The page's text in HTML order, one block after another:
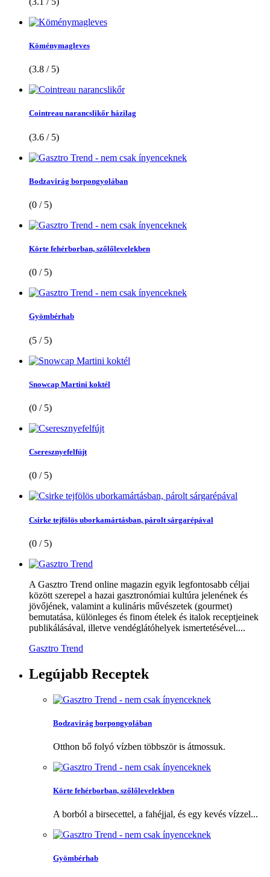
Köménymagleves
(3.8 / 5)
Cointreau narancslikőr házilag
(3.6 / 5)
Bodzavirág borpongyolában
(0 / 5)
Körte fehérborban, szőlőlevelekben
(0 / 5)
Gyömbérhab
(5 / 5)
Snowcap Martini koktél
(0 / 5)
Cseresznyefelfújt
(0 / 5)
Csirke tejfölös uborkamártásban, párolt sárgarépával
(0 / 5)
A Gasztro Trend online magazin egyik legfontosabb céljai
között szerepel a hazai gasztronómiai kultúra jelenének és
jövőjének, valamint a kulináris művészetek (gourmet)
bemutatása, különleges és finom ételek és italok receptjeinek
publikálásával, illetve vendéglátóhelyek ismertetésével....
Gasztro Trend
Legújabb Receptek
Bodzavirág borpongyolában
Otthon bő folyó vízben többször is átmossuk.
Körte fehérborban, szőlőlevelekben
A borból a birsecettel, a fahéjjal, és egy kevés vízzel...
Gyömbérhab